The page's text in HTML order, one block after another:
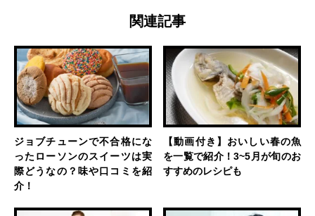
関連記事
ジョブチューンで不合格にな
ったローソンのスイーツは実
際どうなの？味や口コミを紹
介！
【動画付き】おいしい春の魚
を一覧で紹介！3~5月が旬のお
すすめのレシピも